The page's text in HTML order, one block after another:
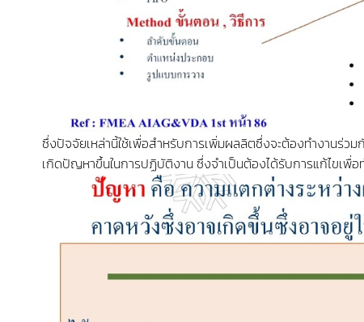
ซึ่งปัจจัยเหล่านี้ใช้เพื่อสำหรับการเพิ่มผลลิตซึ่งจะต้องทำงานร่
เกิดปัญหาขึ้นในการปฏิบัติงาน ซึ่งจำเป็นต้องได้รับการแก้ไขเพื่